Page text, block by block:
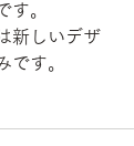
す。
新しいデザ
です。